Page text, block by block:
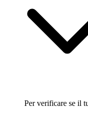
Per verificare se il